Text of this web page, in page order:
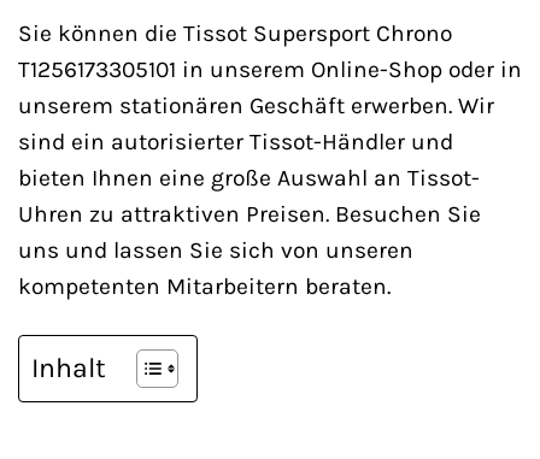
Sie können die Tissot Supersport Chrono
T1256173305101 in unserem Online-Shop oder in
unserem stationären Geschäft erwerben. Wir
sind ein autorisierter Tissot-Händler und
bieten Ihnen eine große Auswahl an Tissot-
Uhren zu attraktiven Preisen. Besuchen Sie
uns und lassen Sie sich von unseren
kompetenten Mitarbeitern beraten.
Inhalt